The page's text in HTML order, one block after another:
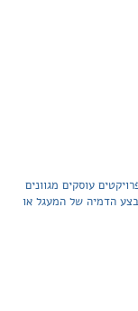
עוסקים מגוונים
הדמיה של המעגל או